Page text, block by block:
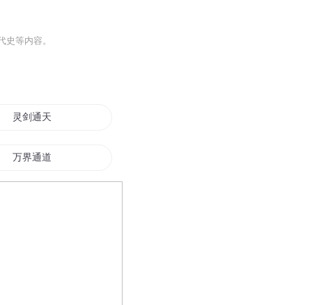
等内容。
灵剑通天
万界通道